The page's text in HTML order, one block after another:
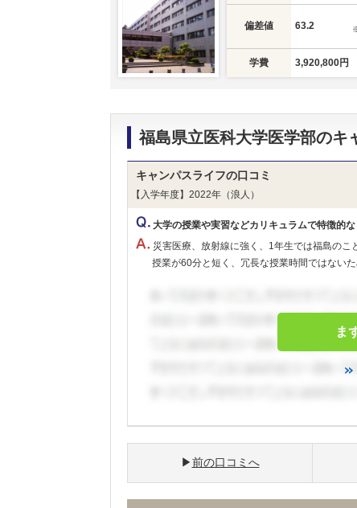
偏差値 63.2
学費 3,920,800円
福島県立医科大学医学部のキ
キャンパスライフの口コミ
【入学年度】2022年（浪人）
大学の授業や実習などカリキュラムで特徴的な
災害医療、放射線に強く、1年生では福島のこ
授業が60分と短く、冗長な授業時間ではない
ま
前の口コミへ